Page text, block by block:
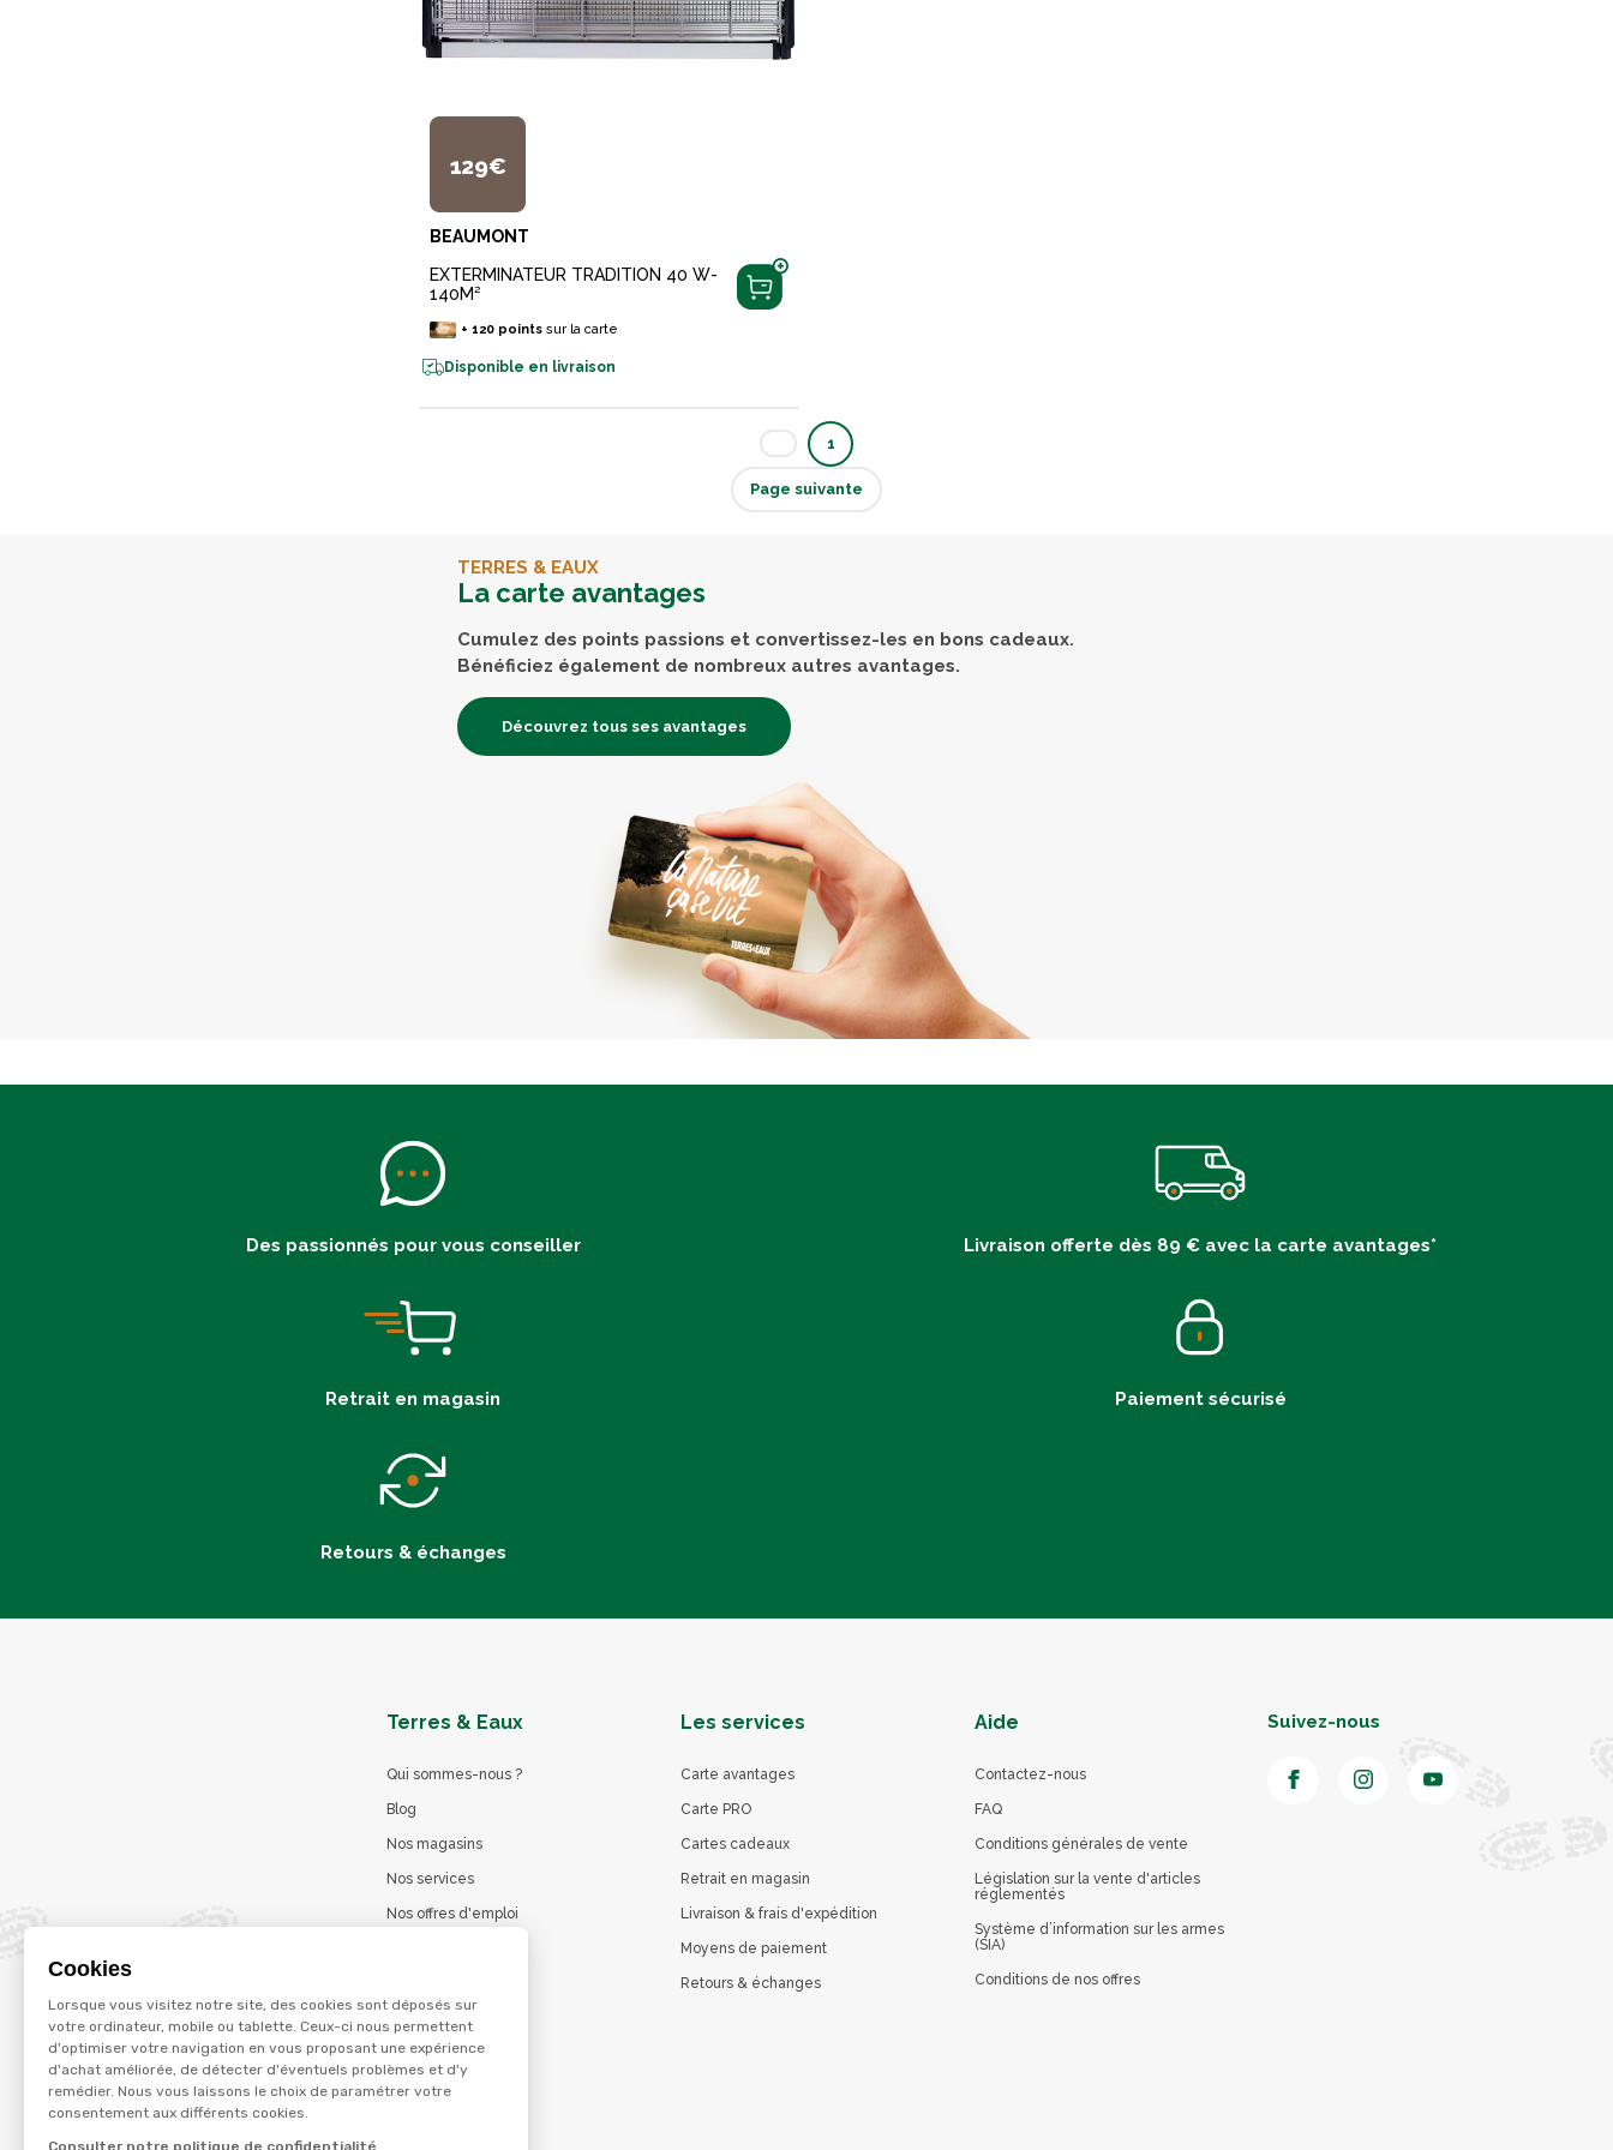
Cookies
Lorsque vous visitez notre site, des cookies sont déposés sur
votre ordinateur, mobile ou tablette. Ceux-ci nous permettent
d'optimiser votre navigation en vous proposant une expérience
d'achat améliorée, de détecter d'éventuels problèmes et d'y
remédier. Nous vous laissons le choix de paramétrer votre
consentement aux différents cookies.
Consulter notre politique de confidentialité
129€
BEAUMONT
EXTERMINATEUR TRADITION 40 W-
140M²
+120 points sur la carte
Disponible en livraison
1
Page suivante
TERRES & EAUX
La carte avantages
Cumulez des points passions et convertissez-les en bons cadeaux.
Bénéficiez également de nombreux autres avantages.
Découvrez tous ses avantages
Des passionnés pour vous conseiller Livraison offerte dès 89 € avec la carte avantages*
Retrait en magasin Paiement sécurisé
Retours & échanges
Terres & Eaux
Qui sommes-nous ?
Blog
Nos magasins
Nos services
Nos offres d'emploi
La marque Terzéo
Les services
Carte avantages
Carte PRO
Cartes cadeaux
Retrait en magasin
Livraison & frais d'expédition
Moyens de paiement
Retours & échanges
Aide
Contactez-nous
FAQ
Conditions générales de vente
Législation sur la vente d'articles
réglementés
Système d’information sur les armes
(SIA)
Conditions de nos offres
Suivez-nous
© Terres et eaux 2026
Politique de confidentialité